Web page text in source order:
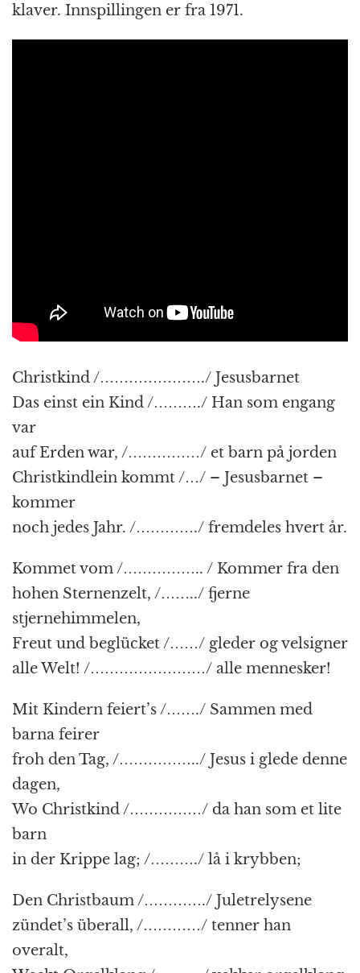
klaver. Innspillingen er fra 1971.
Christkind /…………………./ Jesusbarnet
Das einst ein Kind /………./ Han som engang
var
auf Erden war, /……………/ et barn på jorden
Christkindlein kommt /…/ – Jesusbarnet –
kommer
noch jedes Jahr. /…………./ fremdeles hvert år.
Kommet vom /…………….. / Kommer fra den
hohen Sternenzelt, /……../ fjerne
stjernehimmelen,
Freut und beglücket /……/ gleder og velsigner
alle Welt! /……………………/ alle mennesker!
Mit Kindern feiert’s /……./ Sammen med
barna feirer
froh den Tag, /……………../ Jesus i glede denne
dagen,
Wo Christkind /……………/ da han som et lite
barn
in der Krippe lag; /………./ lå i krybben;
Den Christbaum /…………./ Juletrelysene
zündet’s überall, /…………/ tenner han
overalt,